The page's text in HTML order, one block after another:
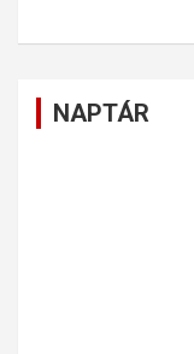
NAPTÁR